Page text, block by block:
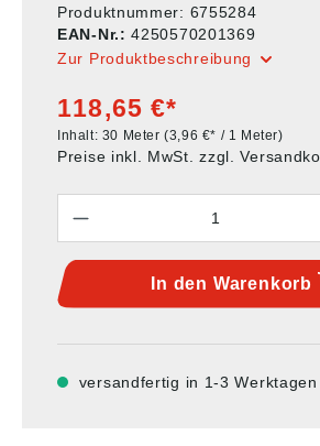
Produktnummer: 6755284
EAN-Nr.:4250570201369
Zur Produktbeschreibung
118,65 €*
Inhalt: 30 Meter(3,96 €* / 1 Meter)
Preise inkl. MwSt. zzgl.
In den Warenkorb
versandfertig in 1-3 Werktagen